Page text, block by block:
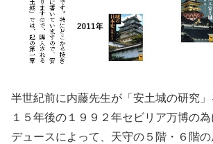
半世紀前に内藤先生が「安土城の研究」
１５年後の１９９２年セビリア万博の
デュースによって、天守の５階・６階